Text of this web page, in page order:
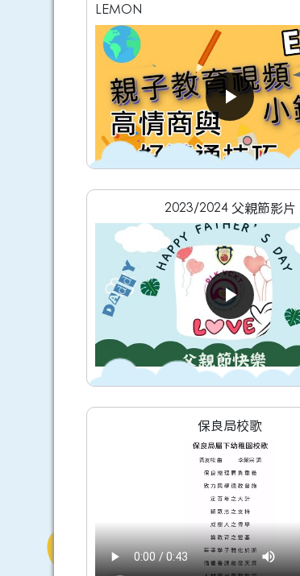
LEMON
2023/2024 父親節影片
保良局校歌